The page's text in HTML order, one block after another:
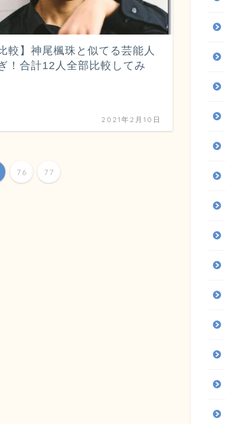
較】神尾楓珠と似てる芸能人
！合計12人全部比較してみ
2021年2月10日
76 77